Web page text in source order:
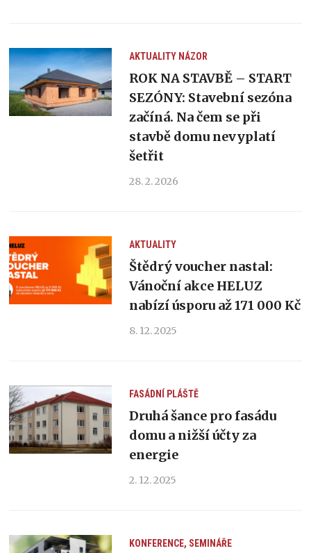
AKTUALITY NÁZOR
ROK NA STAVBĚ – START
SEZÓNY: Stavební sezóna
začíná. Na čem se při
stavbě domu nevyplatí
šetřit
28. 2. 2026
AKTUALITY
Štědrý voucher nastal:
Vánoční akce HELUZ
nabízí úsporu až 171 000 Kč
8. 12. 2025
FASÁDNÍ PLÁŠTĚ
Druhá šance pro fasádu
domu a nižší účty za
energie
2. 12. 2025
KONFERENCE, SEMINÁŘE